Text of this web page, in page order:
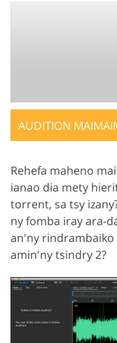
AUDITION
Rehefa maheno
ianao dia mety
torrent, sa tsy
ny fomba iray ara-
an'ny rindrambaiko
amin'ny tsindry 2?